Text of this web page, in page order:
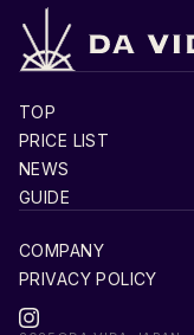
TOP
PRICE LIST
NEWS
GUIDE
COMPANY
PRIVACY POLICY